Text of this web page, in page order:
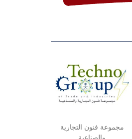
وتتوافق مع النشر والاستثمار ضمن بيئة استضافة dedicated
معقدا عبر إضافة ومعايرة
عناصر ديناميكية (dynamic items) وتجهيز إعدادات التواصل
الموقع :
مجموعة فنون التجارية